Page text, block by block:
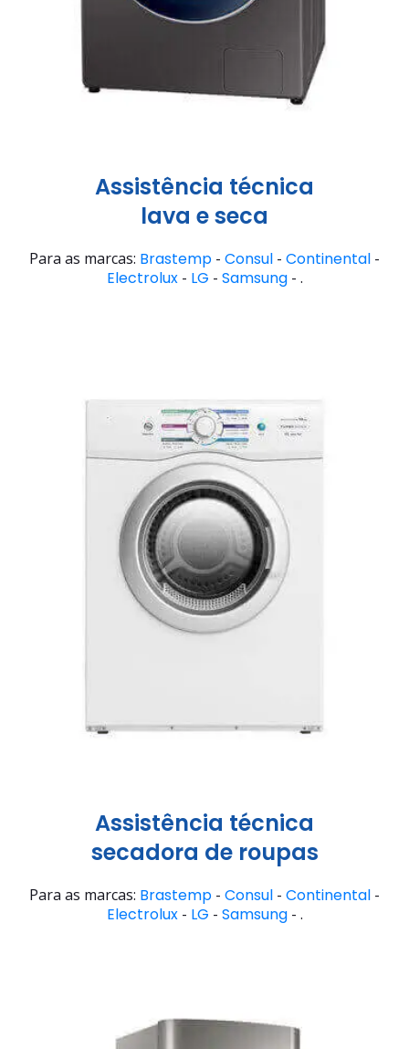
Assistência técnica
lava e seca
Para as marcas: Brastemp - Consul - Continental -
Electrolux- LG - Samsung- .
Assistência técnica
secadora de roupas
Para as marcas: Brastemp - Consul - Continental -
Electrolux- LG - Samsung- .